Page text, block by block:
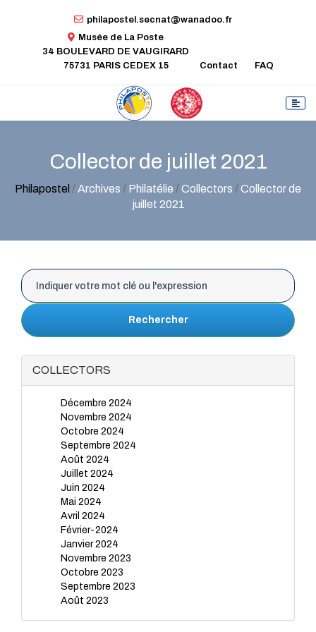
philapostel.secnat@wanadoo.fr
Musée de La Poste
34 BOULEVARD DE VAUGIRARD
75731 PARIS CEDEX 15
Contact FAQ
Collector de juillet 2021
Philapostel /Archives / Philatélie /Collectors /Collector de
juillet 2021
Rechercher
COLLECTORS
Décembre 2024
Novembre 2024
Octobre 2024
Septembre 2024
Août 2024
Juillet 2024
Juin 2024
Mai 2024
Avril 2024
Février-2024
Janvier 2024
Novembre 2023
Octobre 2023
Septembre 2023
Août 2023